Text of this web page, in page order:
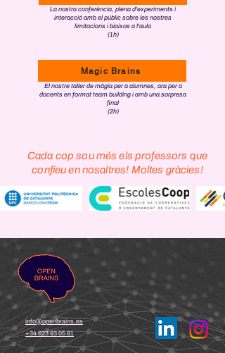
La nostra conferència, plena d'experiments i
interacció amb el públic sobre les nostres
limitacions i biaixos a l'aula
(1h)
Magic Brains
El nostre taller de màgia per a alumnes, ara per a
docents en format team building i amb una sorpresa
final
(2h)
Cada cop sou més els professors que
confieu en nosaltres! Moltes gràcies!
+34 623 93 05 81
info@openbrains.es